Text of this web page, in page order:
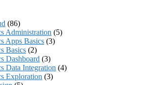
(86)
Administration (5)
Apps Basics (3)
Basics (2)
Dashboard (3)
Data Integration (4)
Exploration (3)